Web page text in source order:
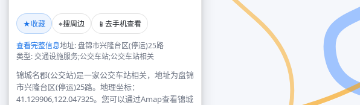
★收藏 ⌖搜周边 📱 去手机查看
查看完整信息地址: 盘锦市兴隆台区(停运)25路
类型: 交通设施服务;公交车站;公交车站相关
锦城名郡(公交站)是一家公交车站相关，地址为盘锦
市兴隆台区(停运)25路。地理坐标：
41.129906,122.047325。您可以通过Amap查看锦城